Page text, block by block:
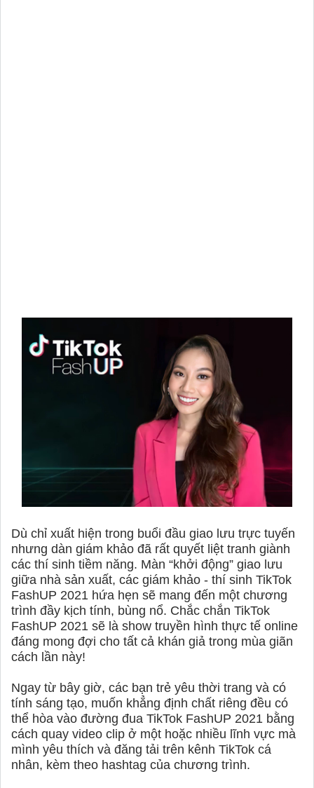
Dù chỉ xuất hiện trong buổi đầu giao lưu trực tuyến
nhưng dàn giám khảo đã rất quyết liệt tranh giành
các thí sinh tiềm năng. Màn “khởi động” giao lưu
giữa nhà sản xuất, các giám khảo - thí sinh TikTok
FashUP 2021 hứa hẹn sẽ mang đến một chương
trình đầy kịch tính, bùng nổ. Chắc chắn TikTok
FashUP 2021 sẽ là show truyền hình thực tế online
đáng mong đợi cho tất cả khán giả trong mùa giãn
cách lần này!
Ngay từ bây giờ, các bạn trẻ yêu thời trang và có
tính sáng tạo, muốn khẳng định chất riêng đều có
thể hòa vào đường đua TikTok FashUP 2021 bằng
cách quay video clip ở một hoặc nhiều lĩnh vực mà
mình yêu thích và đăng tải trên kênh TikTok cá
nhân, kèm theo hashtag của chương trình.